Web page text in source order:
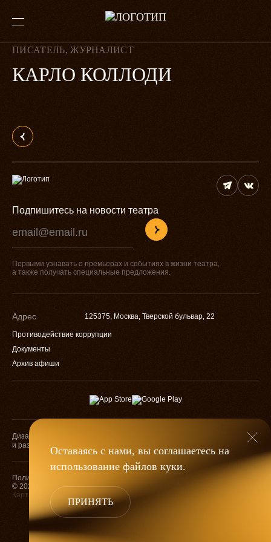
ПИСАТЕЛЬ, ЖУРНАЛИСТ
КАРЛО КОЛЛОДИ
Подпишитесь на новости театра
Первыми узнавать о премьерах и событиях в жизни театра,
а также получать специальные предложения.
Противодействие коррупции
Документы
Архив афиши
Адрес 125375, Москва, Тверской бульвар, 22
Политика конфиденциальности
© 2026 — МХАТ им. М. Горького
Карта сайта
Оценка качества
Дизайн
и разработкаОставаясь с нами, вы соглашаетесь на
использование файлов куки.
ПРИНЯТЬ